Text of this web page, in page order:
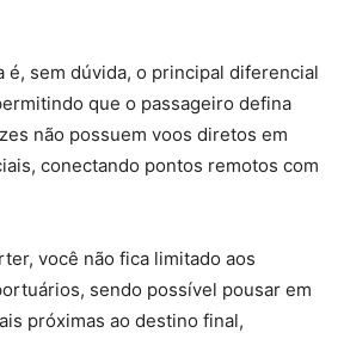
é, sem dúvida, o principal diferencial
que o passageiro defina
não possuem voos diretos em
conectando pontos remotos com
você não fica limitado aos
sendo possível pousar em
próximas ao destino final,